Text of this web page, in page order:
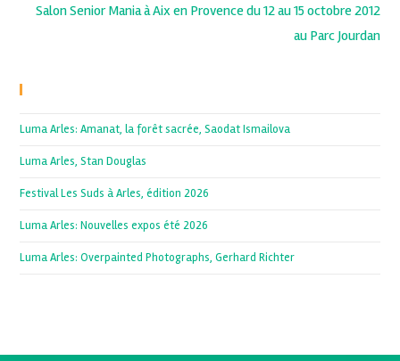
Salon Senior Mania à Aix en Provence du 12 au 15 octobre 2012
au Parc Jourdan
Luma Arles: Amanat, la forêt sacrée, Saodat Ismailova
Luma Arles, Stan Douglas
Festival Les Suds à Arles, édition 2026
Luma Arles: Nouvelles expos été 2026
Luma Arles: Overpainted Photographs, Gerhard Richter